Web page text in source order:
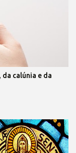
calúnia e da